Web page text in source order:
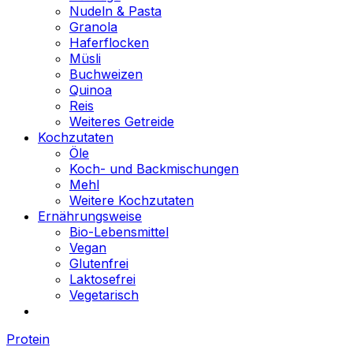
Nudeln & Pasta
Granola
Haferflocken
Müsli
Buchweizen
Quinoa
Reis
Weiteres Getreide
Kochzutaten
Öle
Koch- und Backmischungen
Mehl
Weitere Kochzutaten
Ernährungsweise
Bio-Lebensmittel
Vegan
Glutenfrei
Laktosefrei
Vegetarisch
Protein